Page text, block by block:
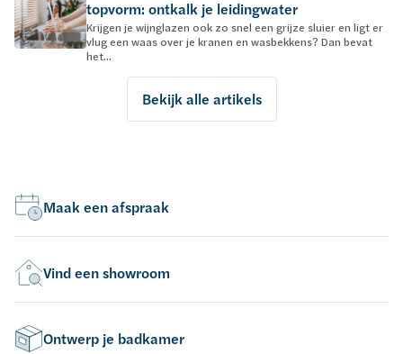
topvorm: ontkalk je leidingwater
Krijgen je wijnglazen ook zo snel een grijze sluier en ligt er
vlug een waas over je kranen en wasbekkens? Dan bevat
het...
Bekijk alle artikels
Maak een afspraak
Vind een showroom
Ontwerp je badkamer